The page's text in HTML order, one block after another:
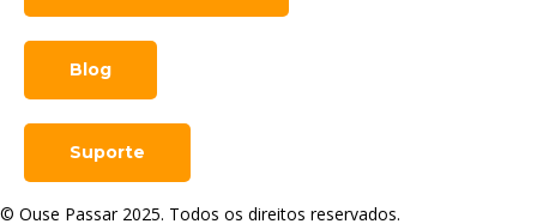
Blog
Suporte
© Ouse Passar 2025. Todos os direitos reservados.